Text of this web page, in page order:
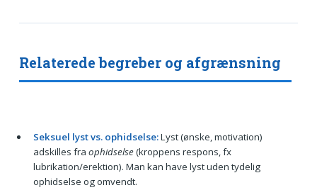
Relaterede begreber og afgrænsning
Seksuel lyst vs. ophidselse:Lyst (ønske, motivation)
adskilles fra ophidselse(kroppens respons, fx
lubrikation/erektion). Man kan have lyst uden tydelig
ophidselse og omvendt.